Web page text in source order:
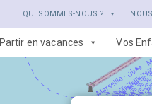
QUI SOMMES-NOUS ?
Partir en vacances Vos